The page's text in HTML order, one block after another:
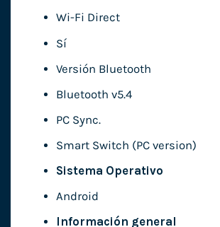
Wi-Fi Direct
Sí
Versión Bluetooth
Bluetooth v5.4
PC Sync.
Smart Switch (PC version)
Sistema Operativo
Android
Información general